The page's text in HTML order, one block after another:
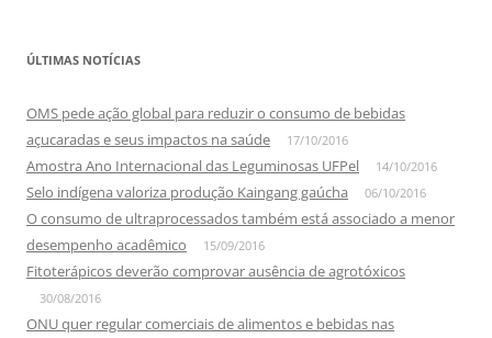
ÚLTIMAS NOTÍCIAS
OMS pede ação global para reduzir o consumo de bebidas
açucaradas e seus impactos na saúde
17/10/2016
Amostra Ano Internacional das Leguminosas UFPel 14/10/2016
Selo indígena valoriza produção Kaingang gaúcha 06/10/2016
O consumo de ultraprocessados também está associado a menor
desempenho acadêmico
15/09/2016
Fitoterápicos deverão comprovar ausência de agrotóxicos
30/08/2016
ONU quer regular comerciais de alimentos e bebidas nas